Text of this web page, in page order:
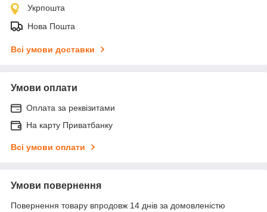
Укрпошта
Нова Пошта
Всі умови доставки
Умови оплати
Оплата за реквізитами
На карту Приватбанку
Всі умови оплати
Умови повернення
Повернення товару впродовж 14 днів за домовленістю